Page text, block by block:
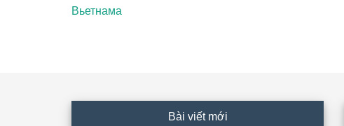
Вьетнама
Bài viết mới